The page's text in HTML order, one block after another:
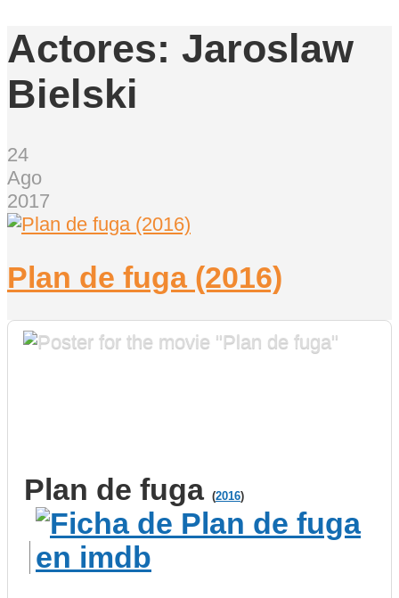
Actores: Jaroslaw
Bielski
24
Ago
2017
Plan de fuga (2016)
Plan de fuga (2016)